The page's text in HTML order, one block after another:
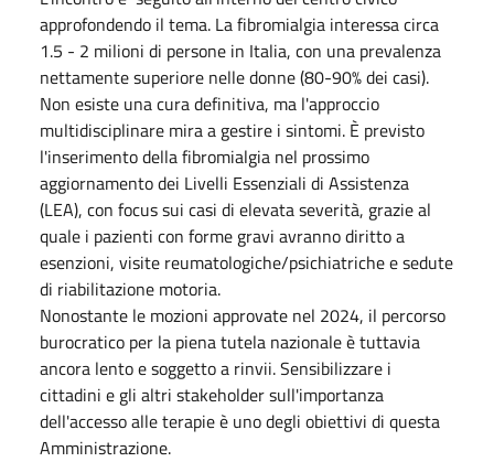
approfondendo il tema. La fibromialgia interessa circa
1.5 - 2 milioni di persone in Italia, con una prevalenza
nettamente superiore nelle donne (80-90% dei casi).
Non esiste una cura definitiva, ma l'approccio
multidisciplinare mira a gestire i sintomi. È previsto
l'inserimento della fibromialgia nel prossimo
aggiornamento dei Livelli Essenziali di Assistenza
(LEA), con focus sui casi di elevata severità, grazie al
quale i pazienti con forme gravi avranno diritto a
esenzioni, visite reumatologiche/psichiatriche e sedute
di riabilitazione motoria.
Nonostante le mozioni approvate nel 2024, il percorso
burocratico per la piena tutela nazionale è tuttavia
ancora lento e soggetto a rinvii. Sensibilizzare i
cittadini e gli altri stakeholder sull'importanza
dell'accesso alle terapie è uno degli obiettivi di questa
Amministrazione.